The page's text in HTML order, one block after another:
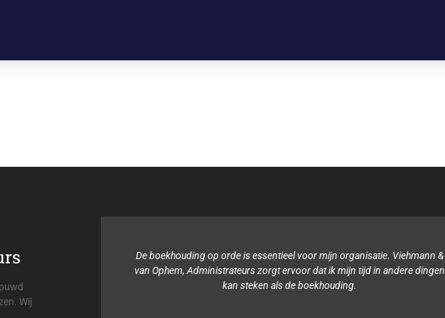
Wij
de
is
is.
De boekhouding op orde is essentieel voor mijn organisatie. Viehmann &
van Ophem, Administrateurs zorgt ervoor dat ik mijn tijd in andere dingen
kan steken als de boekhouding.